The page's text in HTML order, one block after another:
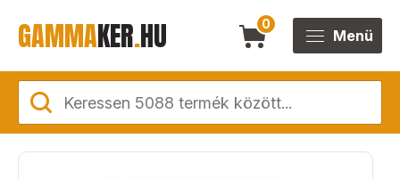
GAMMAKER.HU 0
Menü